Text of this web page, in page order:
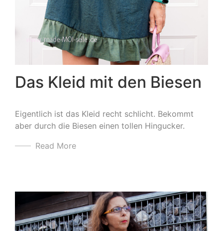
Das Kleid mit den Biesen
Eigentlich ist das Kleid recht schlicht. Bekommt
aber durch die Biesen einen tollen Hingucker.
Read More